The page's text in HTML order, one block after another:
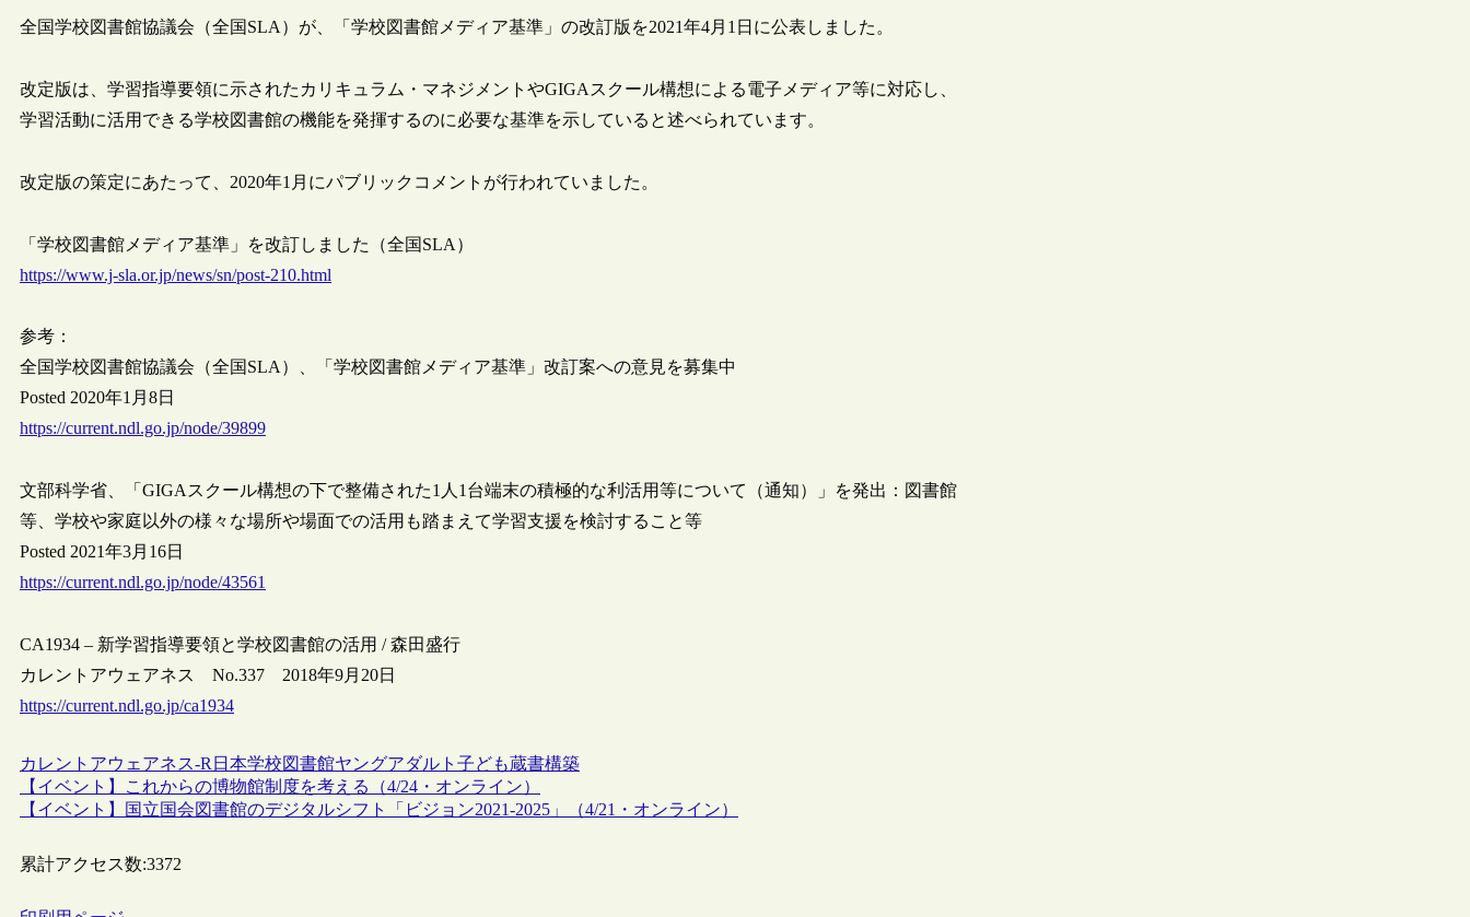
全国学校図書館協議会（全国SLA）が、「学校図書館メディア基準」の改訂版を2021年4月1日に公表しました。
改定版は、学習指導要領に示されたカリキュラム・マネジメントやGIGAスクール構想による電子メディア等に対応し、
学習活動に活用できる学校図書館の機能を発揮するのに必要な基準を示していると述べられています。
改定版の策定にあたって、2020年1月にパブリックコメントが行われていました。
「学校図書館メディア基準」を改訂しました（全国SLA）
https://www.j-sla.or.jp/news/sn/post-210.html
参考：
全国学校図書館協議会（全国SLA）、「学校図書館メディア基準」改訂案への意見を募集中
Posted 2020年1月8日
https://current.ndl.go.jp/node/39899
文部科学省、「GIGAスクール構想の下で整備された1人1台端末の積極的な利活用等について（通知）」を発出：図書館
等、学校や家庭以外の様々な場所や場面での活用も踏まえて学習支援を検討すること等
Posted 2021年3月16日
https://current.ndl.go.jp/node/43561
CA1934 – 新学習指導要領と学校図書館の活用 / 森田盛行
カレントアウェアネス No.337 2018年9月20日
https://current.ndl.go.jp/ca1934
カレントアウェアネス-R 日本学校図書館ヤングアダルト 子ども蔵書構築
【イベント】これからの博物館制度を考える（4/24・オンライン）
【イベント】国立国会図書館のデジタルシフト「ビジョン2021-2025」（4/21・オンライン）
累計アクセス数:3372